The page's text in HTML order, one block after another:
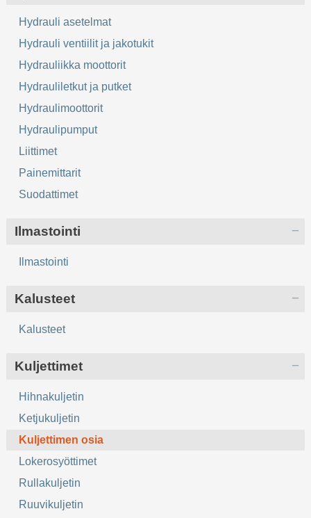
Hydrauli asetelmat
Hydrauli ventiilit ja jakotukit
Hydrauliikka moottorit
Hydrauliletkut ja putket
Hydraulimoottorit
Hydraulipumput
Liittimet
Painemittarit
Suodattimet
Ilmastointi
Ilmastointi
Kalusteet
Kalusteet
Kuljettimet
Hihnakuljetin
Ketjukuljetin
Kuljettimen osia
Lokerosyöttimet
Rullakuljetin
Ruuvikuljetin